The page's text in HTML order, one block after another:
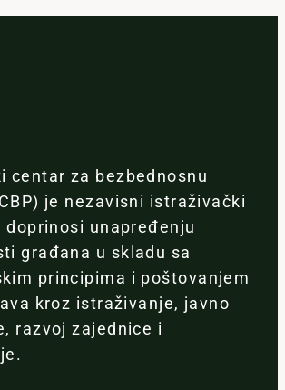
centar za bezbednosnu
je nezavisni istraživački
unapređenju
građana u skladu sa
principima i poštovanjem
kroz istraživanje, javno
razvoj zajednice i